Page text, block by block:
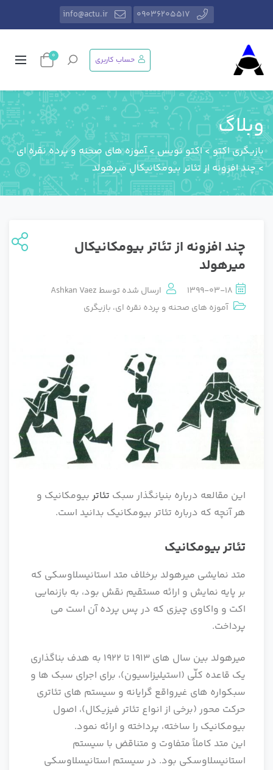
09036205517
info@actu.ir
حساب کاربری 0
وبلاگ
بازیگری اکتو>اکتو نویس>آموزه های صحنه و پرده نقره ای
>چند افزونه از تئاتر بیومکانیکال میرهولد
چند افزونه از تئاتر بیومکانیکال
میرهولد
1399-03-18 ارسال شده توسط Ashkan Vaez
آموزه های صحنه و پرده نقره ای، بازیگری
این مقالعه درباره بنیانگذار سبک تئاتر بیومکانیک و
هر آنچه که درباره تئاتر بیومکانیک بدانید است.
تئاتر بیومکانیک
متد نمایشی میرهولد برخلاف متد استانیسلاوسکی که
بر پایه نمایش و ارائه مستقیم نقش بود، به بازنمایی
اکت و واکاوی چیزی که در پس پرده آن است می
پرداخت.
میرهولد بین سال های 1913 تا 1922 به هدف بناگذاری
یک قاعده کلّی (استیلیزاسیون)، برای اجرای سبک ها و
سبکواره های غیرواقع گرایانه و سیستم های تئاتری
حرکت محور (برخی از انواع تئاتر فیزیکال)، اصول
بیومکانیک را ساخته، پرداخته و ارائه نمود.
این متد کاملاً متفاوت و متناقض با سیستم
استانیسلاوسکی بود. در سیستم استانیسلاوسکی